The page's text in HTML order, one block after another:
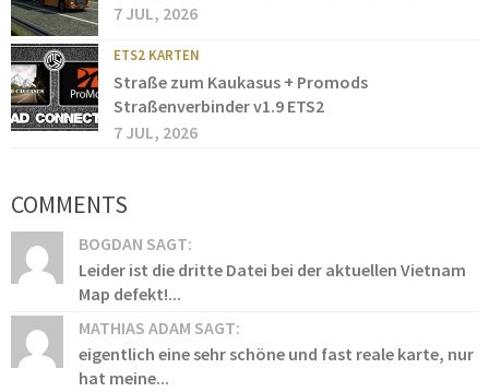
7 JUL, 2026
ETS2 KARTEN
Straße zum Kaukasus + Promods
Straßenverbinder v1.9 ETS2
7 JUL, 2026
COMMENTS
BOGDAN SAGT:
Leider ist die dritte Datei bei der aktuellen Vietnam
Map defekt!...
MATHIAS ADAM SAGT:
eigentlich eine sehr schöne und fast reale karte, nur
hat meine...